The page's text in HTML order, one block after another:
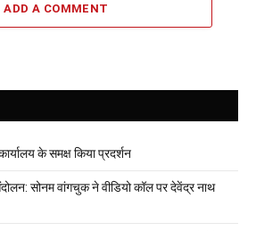
ADD A COMMENT
के समक्ष किया प्रदर्शन
सोनम वांगचुक ने वीडियो कॉल पर देवेंद्र नाथ